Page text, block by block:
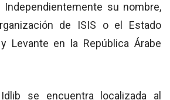
Independientemente su nombre,
de ISIS o el Estado
Levante en la República Árabe
se encuentra localizada al